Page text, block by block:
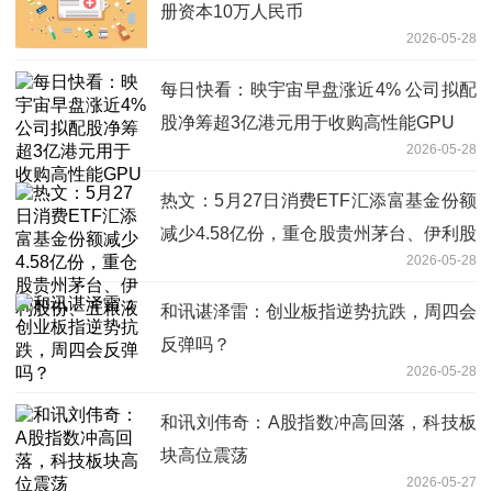
册资本10万人民币
2026-05-28
每日快看：映宇宙早盘涨近4% 公司拟配
股净筹超3亿港元用于收购高性能GPU
2026-05-28
热文：5月27日消费ETF汇添富基金份额
减少4.58亿份，重仓股贵州茅台、伊利股
2026-05-28
和讯谌泽雷：创业板指逆势抗跌，周四会
反弹吗？
2026-05-28
和讯刘伟奇：A股指数冲高回落，科技板
块高位震荡
2026-05-27